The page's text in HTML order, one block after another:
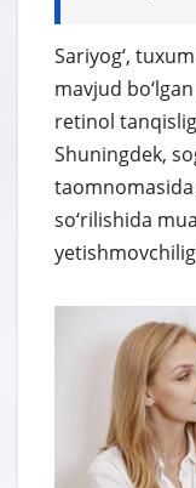
Sariyog‘,
mavjud
retinol
Shuningdek,
taomnomasida
so‘rilishida